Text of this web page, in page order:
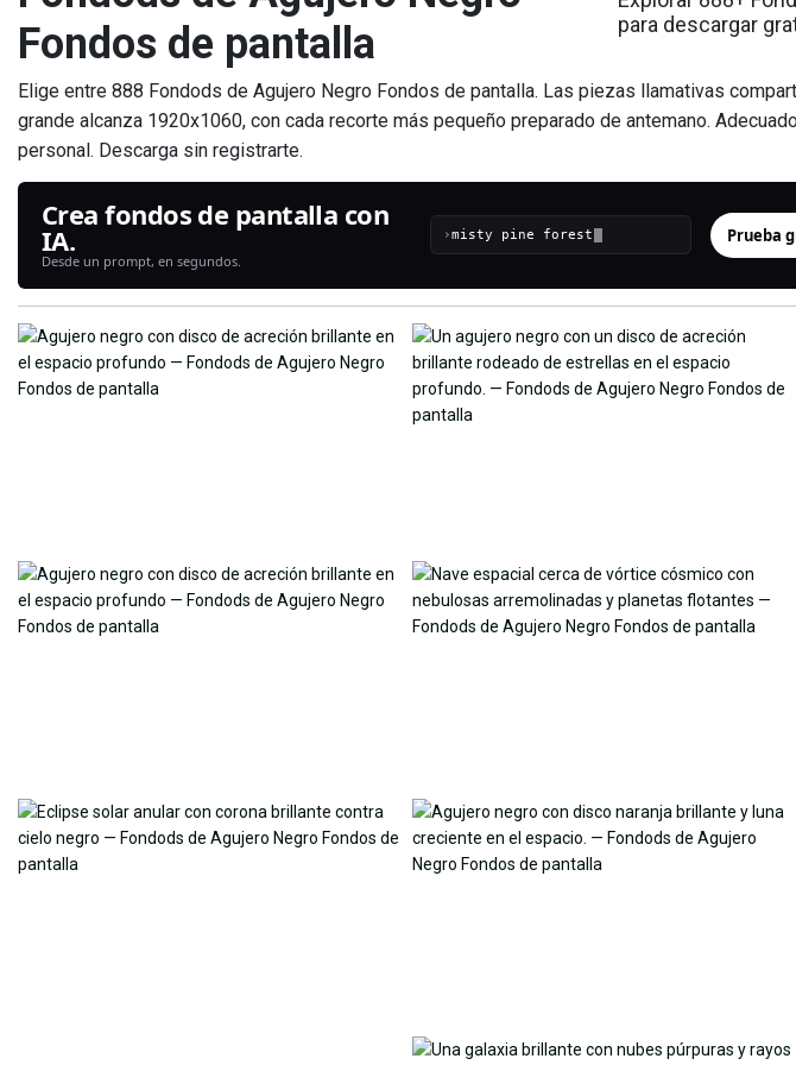
Fondos de pantalla
para descargar
Elige entre 888 Fondods de Agujero Negro Fondos de pantalla. Las piezas llamativas
grande alcanza 1920x1060, con cada recorte más pequeño preparado de antemano.
personal. Descarga sin registrarte.
Crea fondos de pantalla con
IA.
Desde un prompt, en segundos.
› Prueba